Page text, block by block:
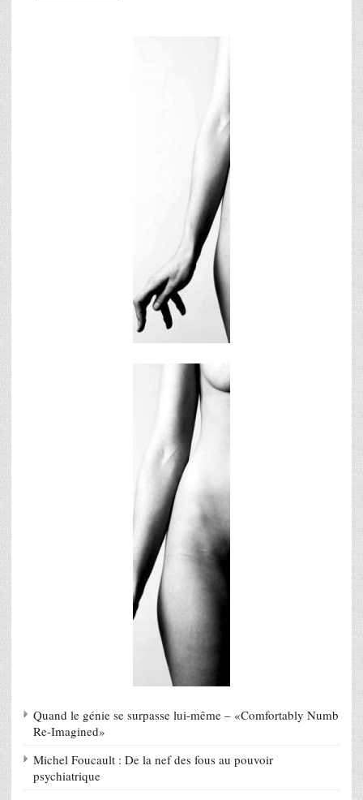
Quand le génie se surpasse lui-même – «Comfortably Numb
Re-Imagined»
Michel Foucault : De la nef des fous au pouvoir
psychiatrique